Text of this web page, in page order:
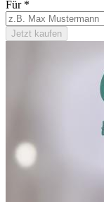
Für *
Jetzt kaufen